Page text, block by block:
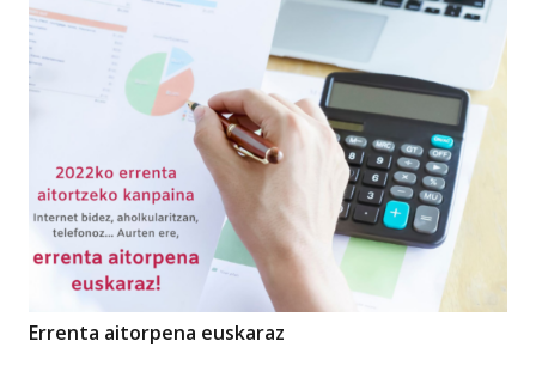
Errenta aitorpena euskaraz